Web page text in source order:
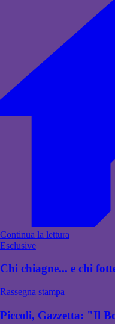
Continua la lettura
Esclusive
Chi chiagne... e chi
Rassegna stampa
Piccoli, Gazzetta: "Il